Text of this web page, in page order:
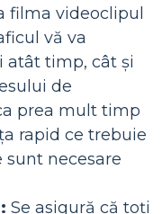
filma videoclipul
vă va
atât timp, cât și
de
prea mult timp
rapid ce trebuie
necesare
Se asigură că toți